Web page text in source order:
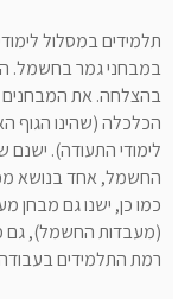
תלמידים במסלול
במבחני גמר בחשמל.
בהצלחה. את המבחנים
הכלכלה (שהינו הגוף
לימודי התעודה). ישנם
החשמל, אחד בנושא
כמו כן, ישנו גם
(מעבדות החשמל), גם
רמת התלמידים